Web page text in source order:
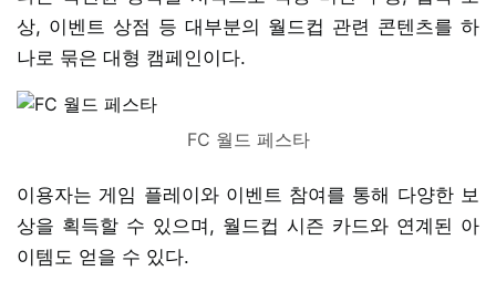
상, 이벤트 상점 등 대부분의 월드컵 관련 콘텐츠를 하
나로 묶은 대형 캠페인이다.
FC 월드 페스타
이용자는 게임 플레이와 이벤트 참여를 통해 다양한 보
상을 획득할 수 있으며, 월드컵 시즌 카드와 연계된 아
이템도 얻을 수 있다.